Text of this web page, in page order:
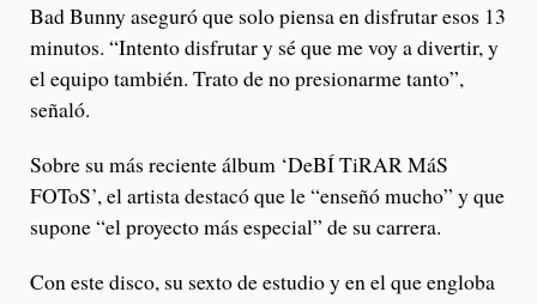
Bad Bunny aseguró que solo piensa en disfrutar esos 13
minutos. “Intento disfrutar y sé que me voy a divertir, y
el equipo también. Trato de no presionarme tanto”,
señaló.
Sobre su más reciente álbum ‘DeBÍ TiRAR MáS
FOToS’, el artista destacó que le “enseñó mucho” y que
supone “el proyecto más especial” de su carrera.
Con este disco, su sexto de estudio y en el que engloba